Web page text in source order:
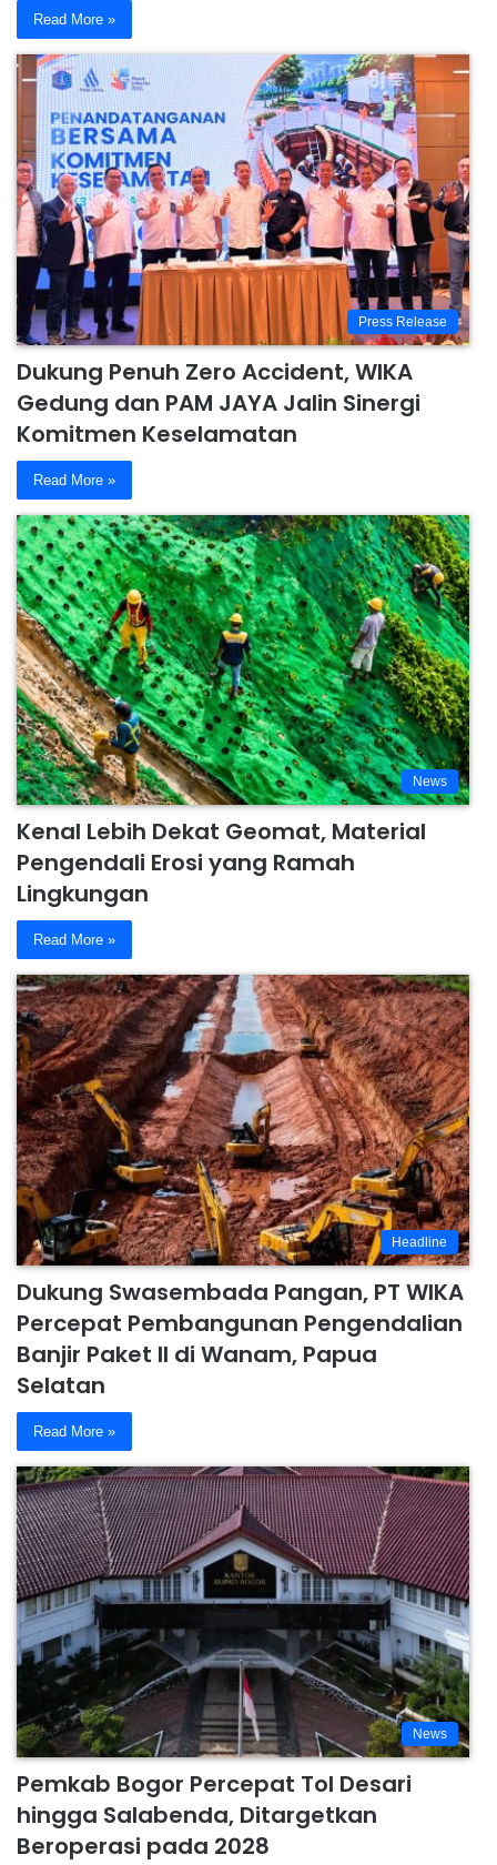
Read More »
Press Release
Dukung Penuh Zero Accident, WIKA
Gedung dan PAM JAYA Jalin Sinergi
Komitmen Keselamatan
Read More »
News
Kenal Lebih Dekat Geomat, Material
Pengendali Erosi yang Ramah
Lingkungan
Read More »
Headline
Dukung Swasembada Pangan, PT WIKA
Percepat Pembangunan Pengendalian
Banjir Paket II di Wanam, Papua
Selatan
Read More »
News
Pemkab Bogor Percepat Tol Desari
hingga Salabenda, Ditargetkan
Beroperasi pada 2028